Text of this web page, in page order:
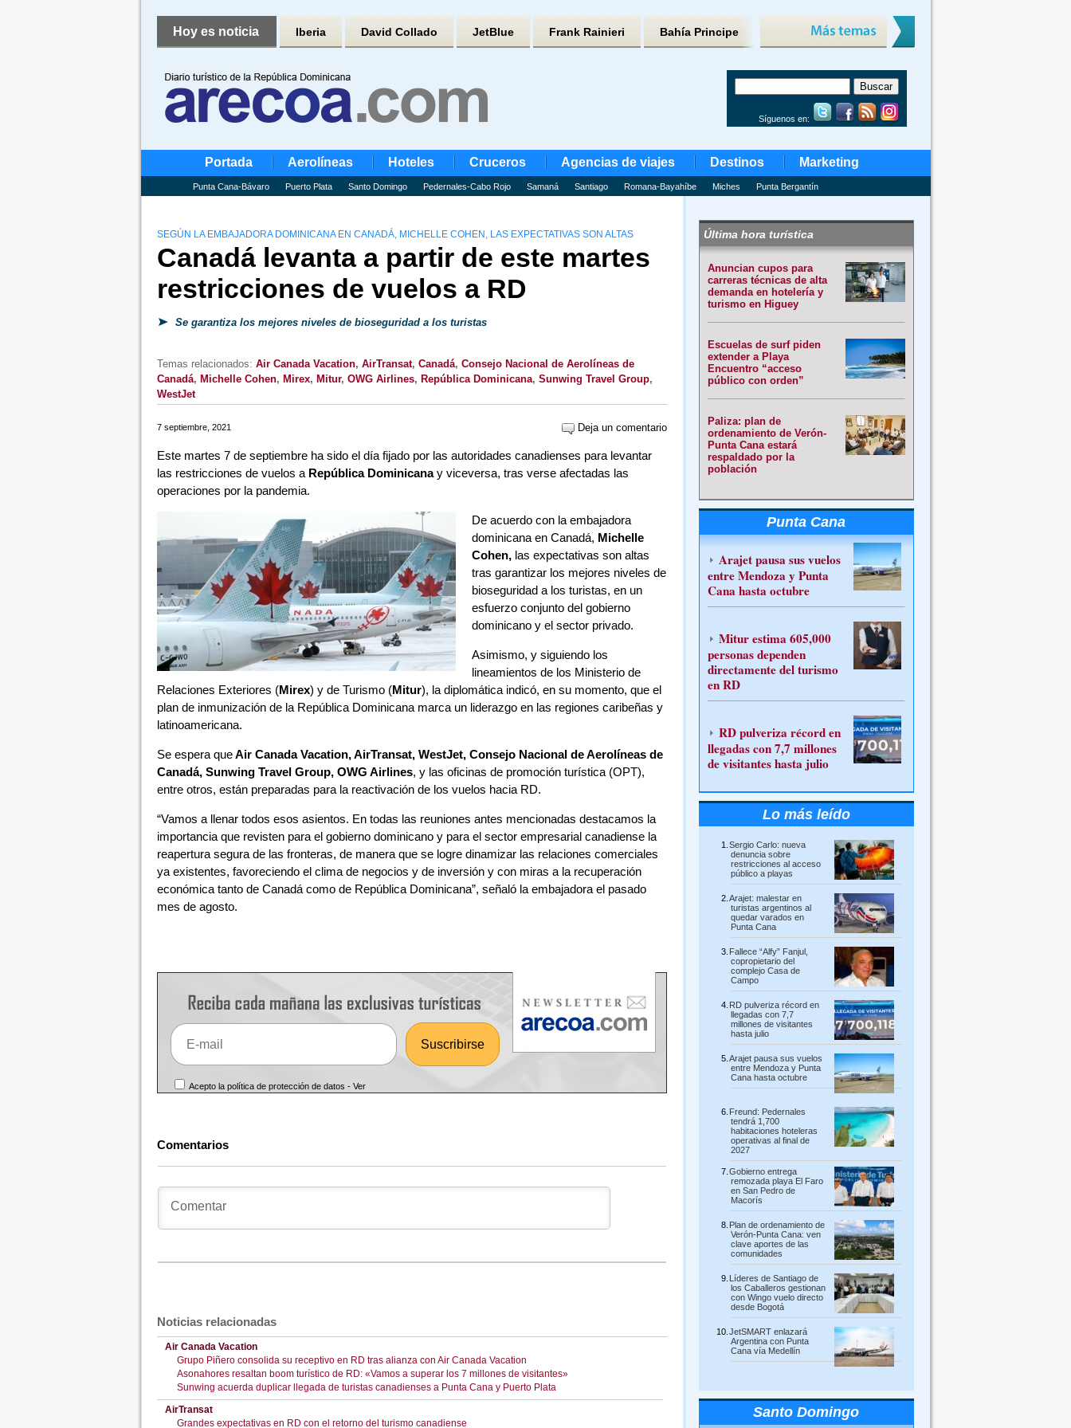
Hoy es noticia Iberia David Collado JetBlue Frank Rainieri Bahía Principe
Síguenos en:
Portada Aerolíneas Hoteles Cruceros Agencias de viajes Destinos Marketing
Punta Cana-Bávaro Puerto Plata Santo Domingo Pedernales-Cabo Rojo Samaná Santiago Romana-Bayahíbe Miches Punta Bergantín
SEGÚN LA EMBAJADORA DOMINICANA EN CANADÁ, MICHELLE COHEN, LAS EXPECTATIVAS SON ALTAS
Canadá levanta a partir de este martes
restricciones de vuelos a RD
Se garantiza los mejores niveles de bioseguridad a los turistas
Temas relacionados: Air Canada Vacation, AirTransat, Canadá, Consejo Nacional de Aerolíneas de
Canadá, Michelle Cohen, Mirex, Mitur, OWG Airlines, República Dominicana, Sunwing Travel Group,
WestJet
7 septiembre, 2021 Deja un comentario
Este martes 7 de septiembre ha sido el día fijado por las autoridades canadienses para levantar
las restricciones de vuelos a República Dominicanay viceversa, tras verse afectadas las
operaciones por la pandemia.
De acuerdo con la embajadora
dominicana en Canadá, Michelle
Cohen, las expectativas son altas
tras garantizar los mejores niveles de
bioseguridad a los turistas, en un
esfuerzo conjunto del gobierno
dominicano y el sector privado.
Asimismo, y siguiendo los
lineamientos de los Ministerio de
Relaciones Exteriores (Mirex) y de Turismo (Mitur), la diplomática indicó, en su momento, que el
plan de inmunización de la República Dominicana marca un liderazgo en las regiones caribeñas y
latinoamericana.
Se espera queAir Canada Vacation, AirTransat, WestJet, Consejo Nacional de Aerolíneas de
Canadá, Sunwing Travel Group, OWG Airlines, y las oficinas de promoción turística (OPT),
entre otros, están preparadas para la reactivación de los vuelos hacia RD.
“Vamos a llenar todos esos asientos. En todas las reuniones antes mencionadas destacamos la
importancia que revisten para el gobierno dominicano y para el sector empresarial canadiense la
reapertura segura de las fronteras, de manera que se logre dinamizar las relaciones comerciales
ya existentes, favoreciendo el clima de negocios y de inversión y con miras a la recuperación
económica tanto de Canadá como de República Dominicana”, señaló la embajadora el pasado
mes de agosto.
Acepto la política de protección de datos -Ver
Comentarios
Noticias relacionadas
Air Canada Vacation
Grupo Piñero consolida su receptivo en RD tras alianza con Air Canada Vacation
Asonahores resaltan boom turístico de RD: «Vamos a superar los 7 millones de visitantes»
Sunwing acuerda duplicar llegada de turistas canadienses a Punta Cana y Puerto Plata
AirTransat
Grandes expectativas en RD con el retorno del turismo canadiense
Última hora turística
Anuncian cupos para
carreras técnicas de alta
demanda en hotelería y
turismo en Higuey
Escuelas de surf piden
extender a Playa
Encuentro “acceso
público con orden”
Paliza: plan de
ordenamiento de Verón-
Punta Cana estará
respaldado por la
población
Punta Cana
Arajet pausa sus vuelos
entre Mendoza y Punta
Cana hasta octubre
Mitur estima 605,000
personas dependen
directamente del turismo
en RD
RD pulveriza récord en
llegadas con 7,7 millones
de visitantes hasta julio
Lo más leído
Sergio Carlo: nueva
denuncia sobre
restricciones al acceso
público a playas
Arajet: malestar en
turistas argentinos al
quedar varados en
Punta Cana
Fallece “Alfy” Fanjul,
copropietario del
complejo Casa de
Campo
RD pulveriza récord en
llegadas con 7,7
millones de visitantes
hasta julio
Arajet pausa sus vuelos
entre Mendoza y Punta
Cana hasta octubre
Freund: Pedernales
tendrá 1,700
habitaciones hoteleras
operativas al final de
2027
Gobierno entrega
remozada playa El Faro
en San Pedro de
Macorís
Plan de ordenamiento de
Verón-Punta Cana: ven
clave aportes de las
comunidades
Líderes de Santiago de
los Caballeros gestionan
con Wingo vuelo directo
desde Bogotá
JetSMART enlazará
Argentina con Punta
Cana vía Medellín
Santo Domingo